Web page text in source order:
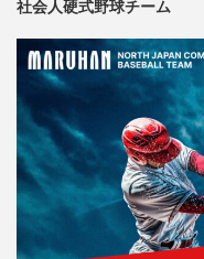
社会人硬式野球チーム